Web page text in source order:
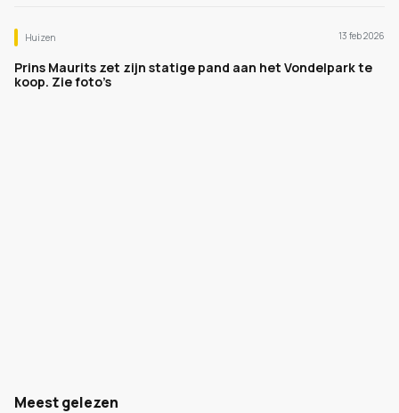
Huizen 13 feb 2026
Prins Maurits zet zijn statige pand aan het Vondelpark te
koop. Zie foto’s
Meest gelezen